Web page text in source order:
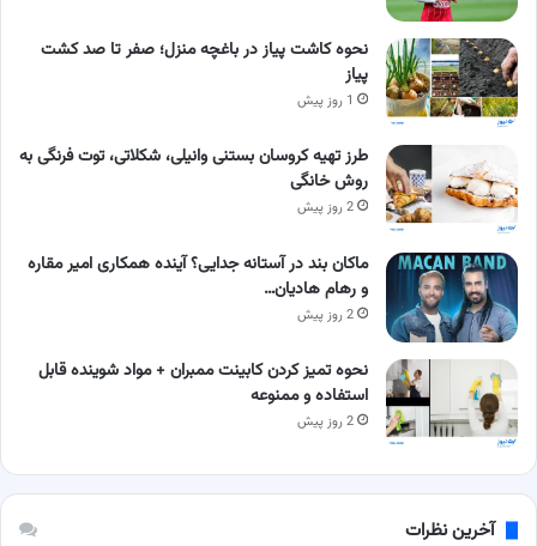
نحوه کاشت پیاز در باغچه منزل؛ صفر تا صد کشت
پیاز
1 روز پیش
طرز تهیه کروسان بستنی وانیلی، شکلاتی، توت فرنگی به
روش خانگی
2 روز پیش
ماکان بند در آستانه جدایی؟ آینده همکاری امیر مقاره
و رهام هادیان…
2 روز پیش
نحوه تمیز کردن کابینت ممبران + مواد شوینده قابل
استفاده و ممنوعه
2 روز پیش
آخرین نظرات